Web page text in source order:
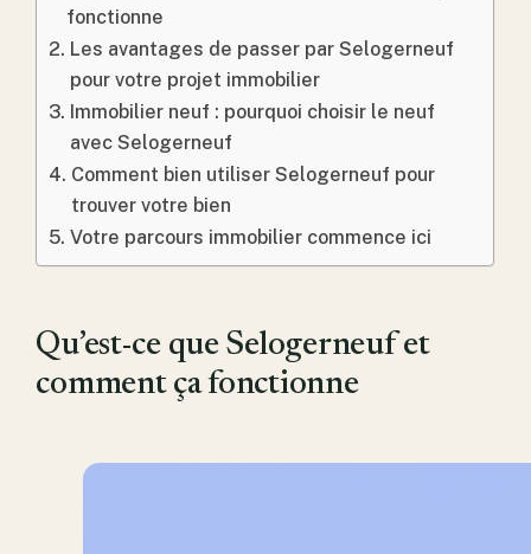
fonctionne
Les avantages de passer par Selogerneuf
pour votre projet immobilier
Immobilier neuf : pourquoi choisir le neuf
avec Selogerneuf
Comment bien utiliser Selogerneuf pour
trouver votre bien
Votre parcours immobilier commence ici
Qu’est-ce que Selogerneuf et
comment ça fonctionne